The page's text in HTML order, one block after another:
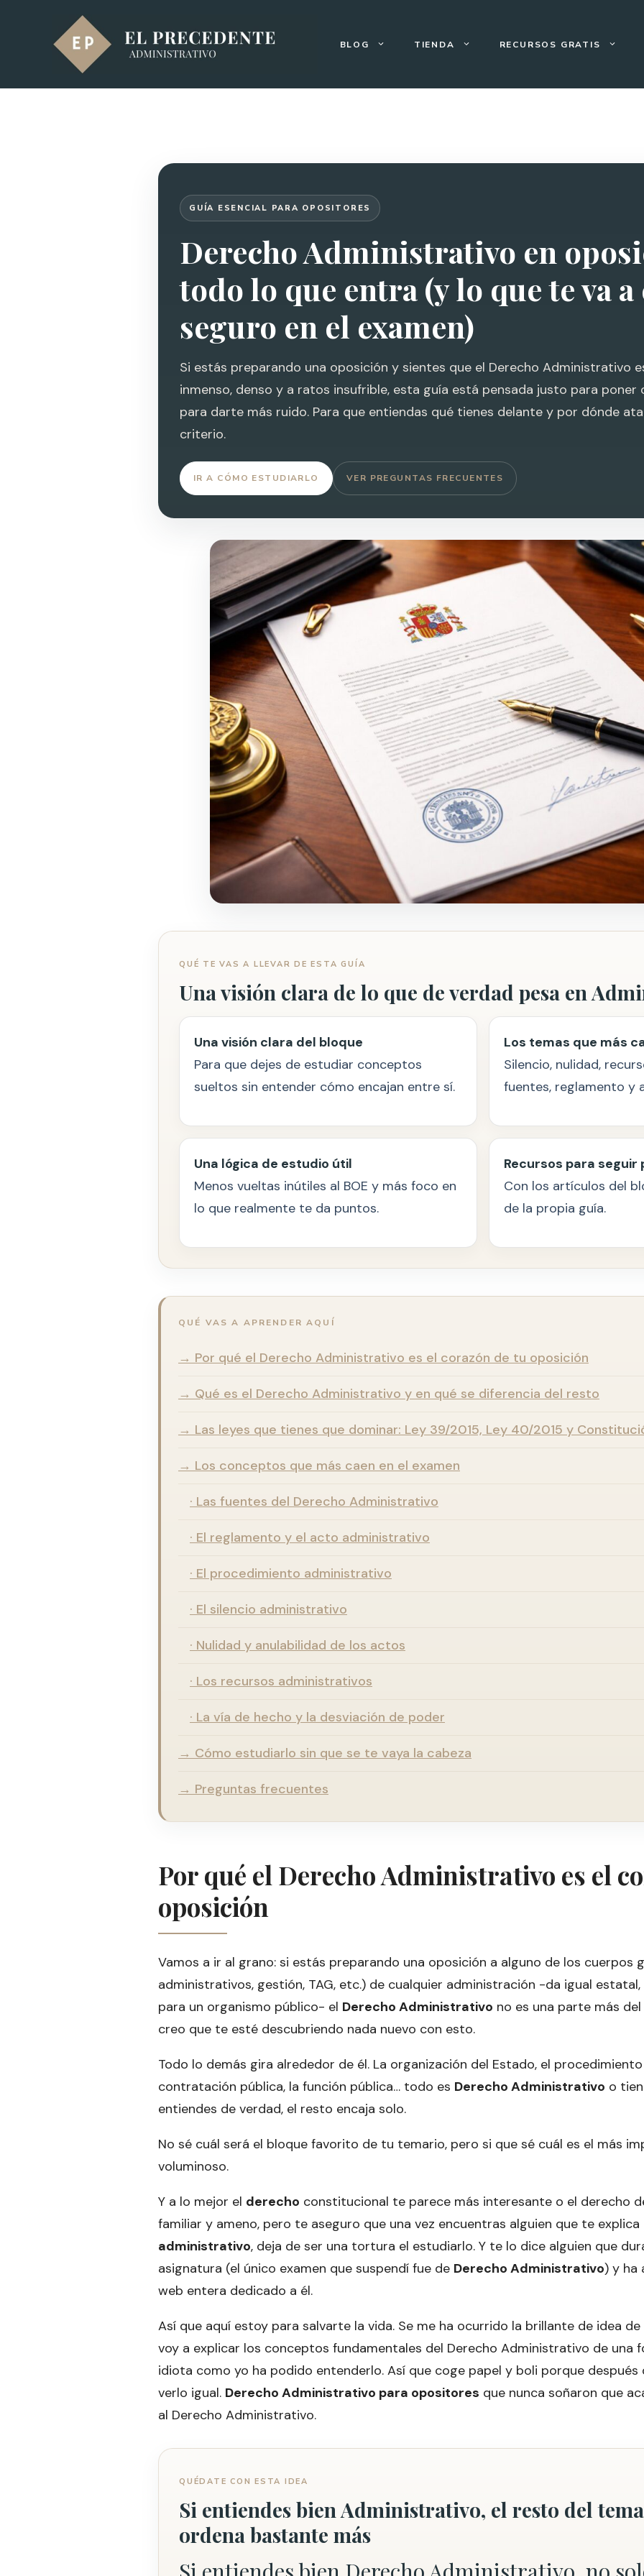
contenido
BLOG TIENDA RECURSOS GRATIS
GUÍA ESENCIAL PARA OPOSITORES
Derecho Administrativo en
todo lo que entra (y lo que te va a
seguro en el examen)
Si estás preparando una oposición y sientes que el Derecho Administrativo
inmenso, denso y a ratos insufrible, esta guía está pensada justo para poner
para darte más ruido. Para que entiendas qué tienes delante y por dónde
criterio.
IR A CÓMO ESTUDIARLO VER PREGUNTAS FRECUENTES
QUÉ TE VAS A LLEVAR DE ESTA GUÍA
Una visión clara de lo que de verdad pesa en
Una visión clara del bloque
Para que dejes de estudiar conceptos
sueltos sin entender cómo encajan entre sí.
Los temas que más
Silencio, nulidad,
fuentes, reglamento y
Una lógica de estudio útil
Menos vueltas inútiles al BOE y más foco en
lo que realmente te da puntos.
Recursos para
Con los artículos del
de la propia guía.
QUÉ VAS A APRENDER AQUÍ
→ Por qué el Derecho Administrativo es el corazón de tu oposición
→ Qué es el Derecho Administrativo y en qué se diferencia del resto
→ Las leyes que tienes que dominar: Ley 39/2015, Ley 40/2015 y
→ Los conceptos que más caen en el examen
· Las fuentes del Derecho Administrativo
· El reglamento y el acto administrativo
· El procedimiento administrativo
· El silencio administrativo
· Nulidad y anulabilidad de los actos
· Los recursos administrativos
· La vía de hecho y la desviación de poder
→ Cómo estudiarlo sin que se te vaya la cabeza
→ Preguntas frecuentes
Por qué el Derecho Administrativo es el
oposición
Vamos a ir al grano: si estás preparando una oposición a alguno de los cuerpos
administrativos, gestión, TAG, etc.) de cualquier administración -da igual
para un organismo público- el Derecho Administrativo no es una parte más
creo que te esté descubriendo nada nuevo con esto.
Todo lo demás gira alrededor de él. La organización del Estado, el
contratación pública, la función pública… todo es Derecho Administrativo o
entiendes de verdad, el resto encaja solo.
No sé cuál será el bloque favorito de tu temario, pero si que sé cuál es el más
voluminoso.
Y a lo mejor el derecho constitucional te parece más interesante o el derecho
familiar y ameno, pero te aseguro que una vez encuentras alguien que te explica
administrativo, deja de ser una tortura el estudiarlo. Y te lo dice alguien que
asignatura (el único examen que suspendí fue de Derecho Administrativo) y ha
web entera dedicado a él.
Así que aquí estoy para salvarte la vida. Se me ha ocurrido la brillante de idea
voy a explicar los conceptos fundamentales del Derecho Administrativo de una
idiota como yo ha podido entenderlo. Así que coge papel y boli porque después
verlo igual. Derecho Administrativo para opositores que nunca soñaron que
al Derecho Administrativo.
QUÉDATE CON ESTA IDEA
Si entiendes bien Administrativo, el resto del
ordena bastante más